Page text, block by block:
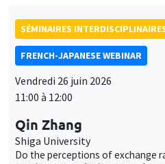
Job market
Retrouvez l'ensemble de nos